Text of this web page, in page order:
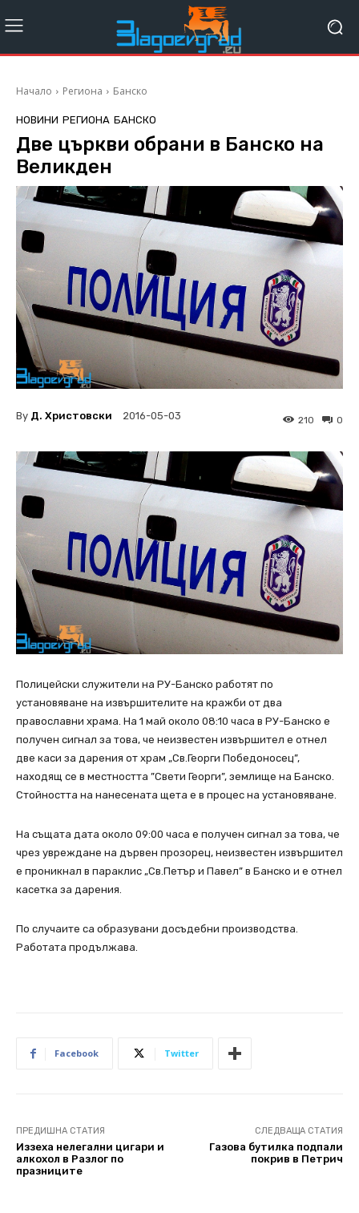
Начало Региона Банско
НОВИНИ РЕГИОНА БАНСКО
Две църкви обрани в Банско на
Великден
By Д. Христовски 2016-05-03 0
210
Полицейски служители на РУ-Банско работят по
установяване на извършителите на кражби от два
православни храма. На 1 май около 08:10 часа в РУ-Банско е
получен сигнал за това, че неизвестен извършител е отнел
две каси за дарения от храм „Св.Георги Победоносец”,
находящ се в местността ”Свети Георги”, землище на Банско.
Стойността на нанесената щета е в процес на установяване.
На същата дата около 09:00 часа е получен сигнал за това, че
чрез увреждане на дървен прозорец, неизвестен извършител
е проникнал в параклис „Св.Петър и Павел” в Банско и е отнел
касетка за дарения.
По случаите са образувани досъдебни производства.
Работата продължава.
Facebook Twitter
ПРЕДИШНА СТАТИЯ
Иззеха нелегални цигари и
алкохол в Разлог по
празниците
СЛЕДВАЩА СТАТИЯ
Газова бутилка подпали
покрив в Петрич